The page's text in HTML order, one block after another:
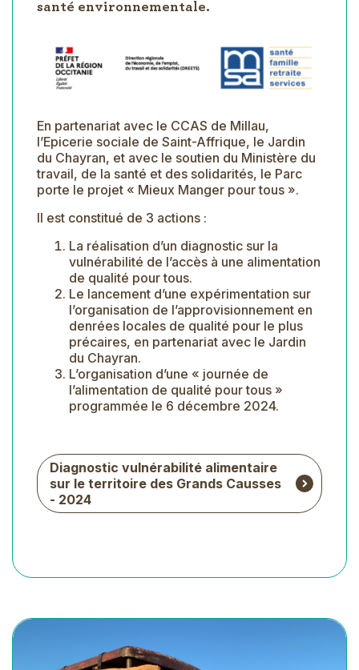
santé environnementale.
En partenariat avec le CCAS de Millau,
l’Epicerie sociale de Saint-Affrique, le Jardin
du Chayran, et avec le soutien du Ministère du
travail, de la santé et des solidarités, le Parc
porte le projet « Mieux Manger pour tous ».
Il est constitué de 3 actions :
La réalisation d’un diagnostic sur la
vulnérabilité de l’accès à une alimentation
de qualité pour tous.
Le lancement d’une expérimentation sur
l’organisation de l’approvisionnement en
denrées locales de qualité pour le plus
précaires, en partenariat avec le Jardin
du Chayran.
L’organisation d’une « journée de
l’alimentation de qualité pour tous »
programmée le 6 décembre 2024.
Diagnostic vulnérabilité alimentaire
sur le territoire des Grands Causses
- 2024